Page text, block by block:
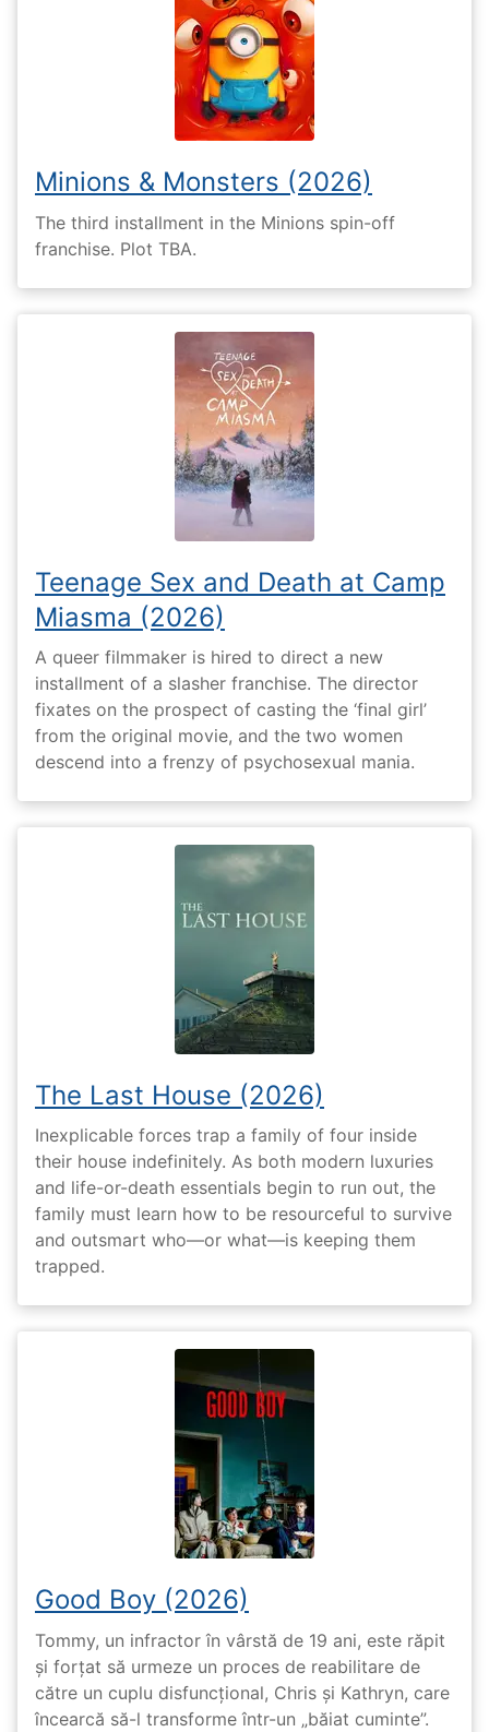
Minions & Monsters (2026)
The third installment in the Minions spin-off
franchise. Plot TBA.
Teenage Sex and Death at Camp
Miasma (2026)
A queer filmmaker is hired to direct a new
installment of a slasher franchise. The director
fixates on the prospect of casting the ‘final girl’
from the original movie, and the two women
descend into a frenzy of psychosexual mania.
The Last House (2026)
Inexplicable forces trap a family of four inside
their house indefinitely. As both modern luxuries
and life-or-death essentials begin to run out, the
family must learn how to be resourceful to survive
and outsmart who—or what—is keeping them
trapped.
Good Boy (2026)
Tommy, un infractor în vârstă de 19 ani, este răpit
și forțat să urmeze un proces de reabilitare de
către un cuplu disfuncțional, Chris și Kathryn, care
încearcă să-l transforme într-un „băiat cuminte”.